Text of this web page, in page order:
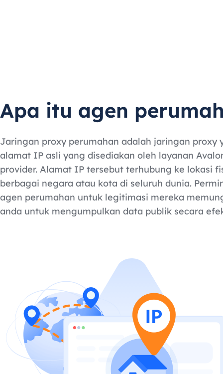
Apa itu agen
Jaringan proxy perumahan adalah jaringan proxy
alamat IP asli yang disediakan oleh layanan
provider. Alamat IP tersebut terhubung ke lokasi
berbagai negara atau kota di seluruh dunia.
agen perumahan untuk legitimasi mereka
anda untuk mengumpulkan data publik secara